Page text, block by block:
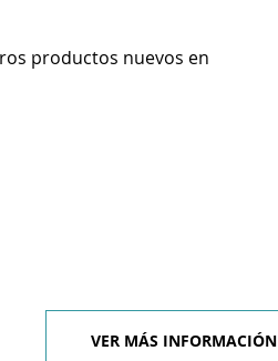
productos nuevos en
VER MÁS INFORMACIÓN